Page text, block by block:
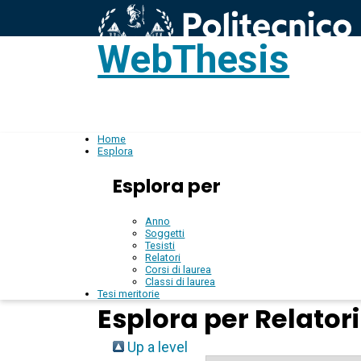
WebThesis
Home
Esplora
Esplora per
Anno
Soggetti
Tesisti
Relatori
Corsi di laurea
Classi di laurea
Tesi meritorie
Esplora per Relatori
Up a level